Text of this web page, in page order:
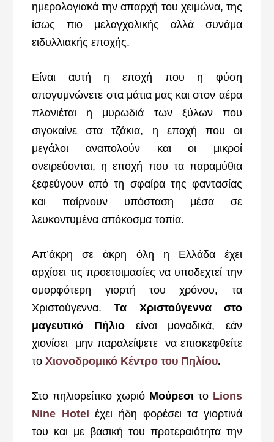
ημερολογιακά την απαρχή του χειμώνα, της
ίσως πιο μελαγχολικής αλλά συνάμα
ειδυλλιακής εποχής.
Είναι αυτή η εποχή που η φύση
απογυμνώνετε στα μάτια μας και στον αέρα
πλανιέται η μυρωδιά των ξύλων που
σιγοκαίνε στα τζάκια, η εποχή που οι
μεγάλοι αναπολούν και οι μικροί
ονειρεύονται, η εποχή που τα παραμύθια
ξεφεύγουν από τη σφαίρα της φαντασίας
και παίρνουν υπόσταση μέσα σε
λευκοντυμένα απόκοσμα τοπία.
Απ’άκρη σε άκρη όλη η Ελλάδα έχει
αρχίσει τις προετοιμασίες να υποδεχτεί την
ομορφότερη γιορτή του χρόνου, τα
Χριστούγεννα.Τα Χριστούγεννα στο
μαγευτικό Πήλιοείναι μοναδικά, εάν
χιονίσει μην παραλείψετε να επισκεφθείτε
τοΧιονοδρομικό Κέντρο του Πηλίου.
Στο πηλιορείτικο χωριό Μούρεσιτο Lions
Nine Hotel
έχει ήδη φορέσει τα γιορτινά
του και με βασική του προτεραιότητα την